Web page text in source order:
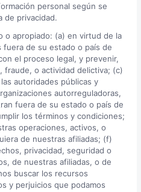
personal según se
de privacidad.
o apropiado: (a) en virtud de la
fuera de su estado o país de
el proceso legal, y prevenir,
fraude, o actividad delictiva; (c)
autoridades públicas y
autorreguladoras,
fuera de su estado o país de
los términos y condiciones;
operaciones, activos, o
de nuestras afiliadas; (f)
privacidad, seguridad o
de nuestras afiliadas, o de
buscar los recursos
y perjuicios que podamos